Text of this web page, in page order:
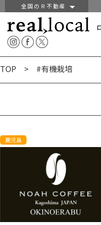
全国のＲ不動産
TOP > #有機栽培
鹿児島